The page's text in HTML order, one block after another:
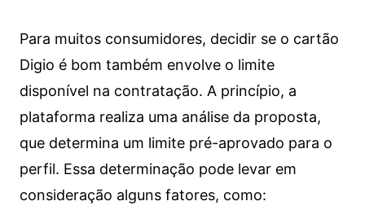
Para muitos consumidores, decidir se o cartão
Digio é bom também envolve o limite
disponível na contratação. A princípio, a
plataforma realiza uma análise da proposta,
que determina um limite pré-aprovado para o
perfil. Essa determinação pode levar em
consideração alguns fatores, como: